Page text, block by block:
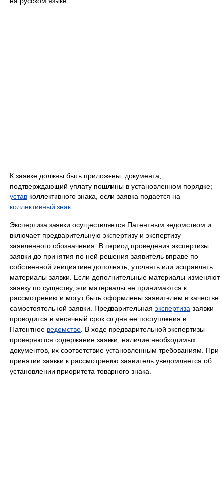
К заявке должны быть приложены: документа,
подтверждающий уплату пошлины в установленном порядке;
устав коллективного знака, если заявка подается на
коллективный знак
Экспертиза заявки осуществляется Патентным ведомством и
включает предварительную экспертизу и экспертизу
заявленного обозначения. В период проведения экспертизы
заявки до принятия по ней решения заявитель вправе по
собственной инициативе дополнять, уточнять или исправлять
материалы заявки. Если дополнительные материалы изменяют
заявку по существу, эти материалы не принимаются к
рассмотрению и могут быть оформлены заявителем в качестве
самостоятельной заявки. Предварительная экспертиза заявки
проводится в месячный срок со дня ее поступления в
Патентное ведомство . В ходе предварительной экспертизы
проверяются содержание заявки, наличие необходимых
документов, их соответствие установленным требованиям. При
принятии заявки к рассмотрению заявитель уведомляется об
установлении приоритета товарного знака.